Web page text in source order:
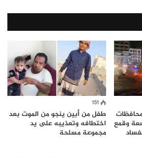
وقمع
151
طفل من أبين ينجو من الموت بعد
اختطافه وتعذيبه على يد
مجموعة مسلحة